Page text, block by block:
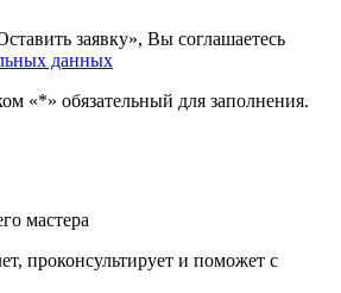
заявку», Вы соглашаетесь
данных
«*» обязательный для заполнения.
мастера
проконсультирует и поможет с